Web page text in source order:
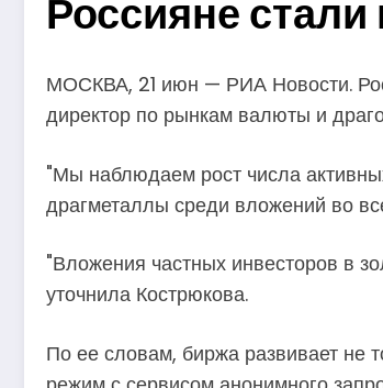
Россияне
МОСКВА, 21 июн — РИА Новости.
директор по рынкам валюты и
"Мы наблюдаем рост числа
драгметаллы среди вложений во
"Вложения частных инвесторов в
уточнила Кострюкова.
По ее словам, биржа развивает не